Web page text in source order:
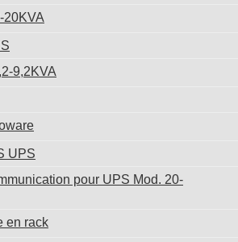
20KVA
9,2KVA
UPS
pour UPS Mod. 20-
en rack